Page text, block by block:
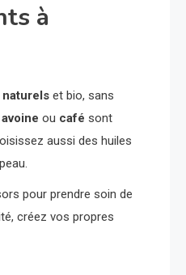
à
naturels et bio, sans
avoine ou café sont
aussi des huiles
pour prendre soin de
créez vos propres